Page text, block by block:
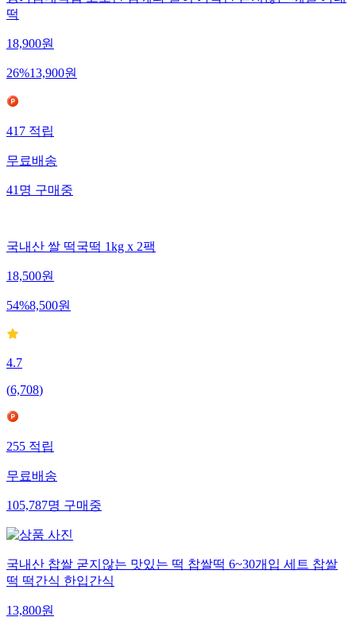
떡
18,900원
26%13,900원
417적립
무료배송
41명구매중
국내산 쌀 떡국떡 1kg x 2팩
18,500원
54%8,500원
4.7
(6,708)
255적립
무료배송
105,787명구매중
국내산 찹쌀 굳지않는 맛있는 떡 찹쌀떡 6~30개입 세트 찹쌀
떡 떡간식 한입간식